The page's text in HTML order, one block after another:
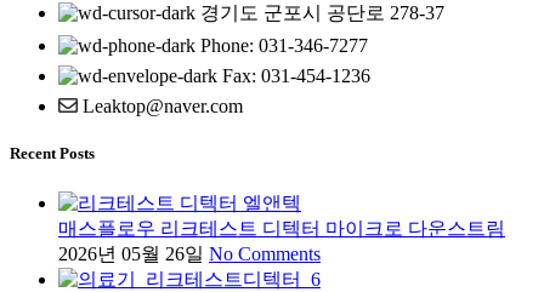
경기도 군포시 공단로 278-37
Phone: 031-346-7277
Fax: 031-454-1236
Leaktop@naver.com
Recent Posts
매스플로우 리크테스트 디텍터 마이크로 다운스트림
2026년 05월 26일 No Comments